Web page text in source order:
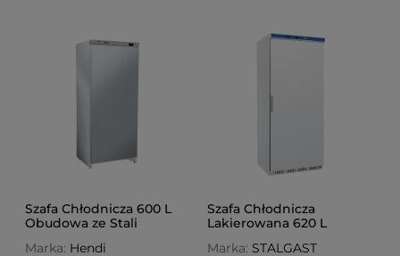
Szafa Chłodnicza 600 L
Obudowa ze Stali
Marka: Hendi
Szafa Chłodnicza
Lakierowana 620 L
Marka: STALGAST